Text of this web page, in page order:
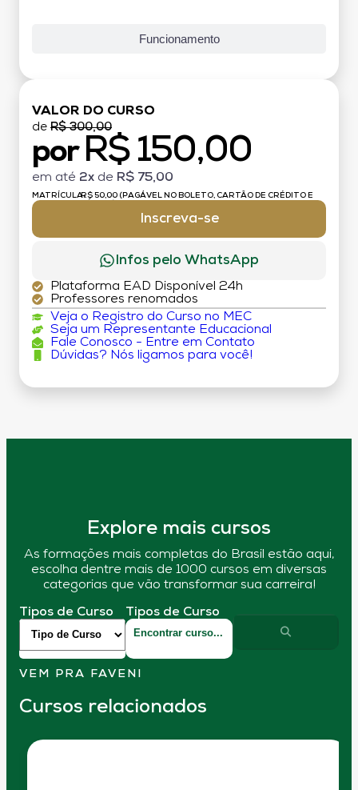
Funcionamento
VALOR DO CURSO
de R$ 300,00
por R$ 150,00
em até 2x de R$ 75,00
MATRÍCULA:R$ 50,00 (PAGÁVEL NO BOLETO, CARTÃO DE CRÉDITO E
Inscreva-se
Infos pelo WhatsApp
Plataforma EAD Disponível 24h
Professores renomados
Veja o Registro do Curso no MEC
Seja um Representante Educacional
Fale Conosco - Entre em Contato
Dúvidas? Nós ligamos para você!
Explore mais cursos
As formações mais completas do Brasil estão aqui,
escolha dentre mais de 1000 cursos em diversas
categorias que vão transformar sua carreira!
Tipos de Curso Tipos de Curso
VEM PRA FAVENI
Cursos relacionados